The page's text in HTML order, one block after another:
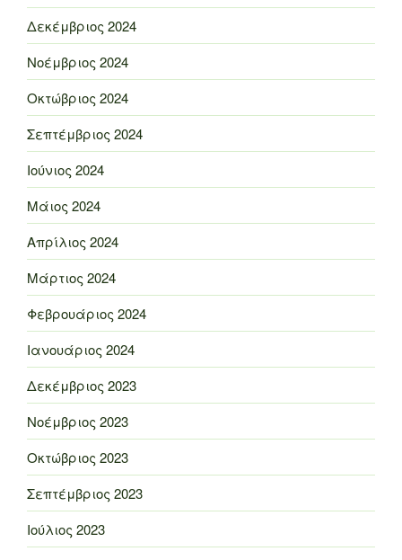
Δεκέμβριος 2024
Νοέμβριος 2024
Οκτώβριος 2024
Σεπτέμβριος 2024
Ιούνιος 2024
Μάιος 2024
Απρίλιος 2024
Μάρτιος 2024
Φεβρουάριος 2024
Ιανουάριος 2024
Δεκέμβριος 2023
Νοέμβριος 2023
Οκτώβριος 2023
Σεπτέμβριος 2023
Ιούλιος 2023